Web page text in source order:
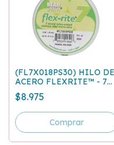
(FL7X018PS30) HILO DE
ACERO FLEXRITE™ - 7
HEBRAS - 0.45MM - GRIS
PERLADO
$8.975